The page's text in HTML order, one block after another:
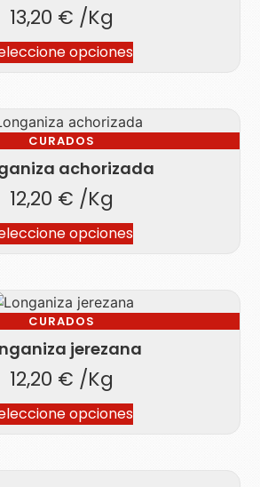
13,20 € /Kg
opciones
CURADOS
achorizada
12,20 € /Kg
opciones
CURADOS
jerezana
12,20 € /Kg
opciones